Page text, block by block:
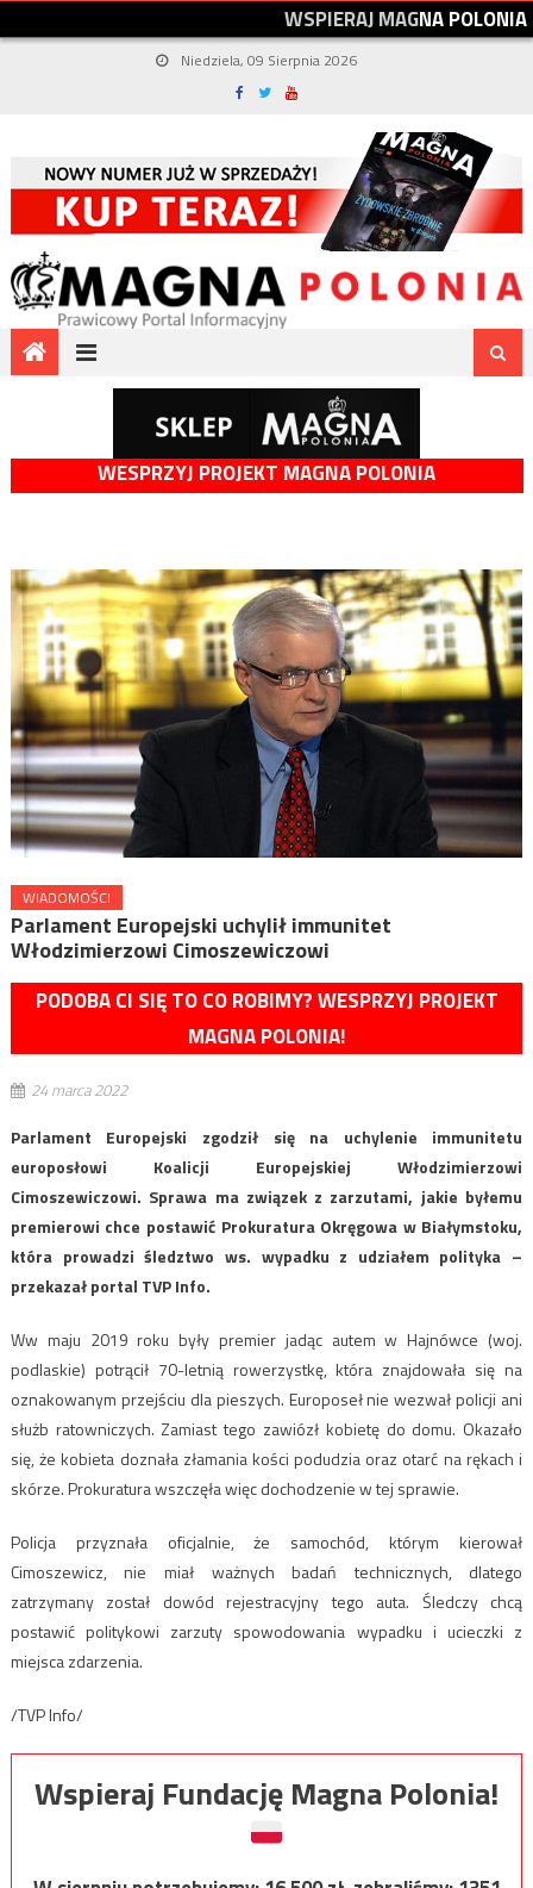
WSPIERAJMAGNAPOLONIA
Niedziela, 09 Sierpnia 2026
WESPRZYJ PROJEKT MAGNA POLONIA
WIADOMOŚCI
Parlament Europejski uchylił immunitet
Włodzimierzowi Cimoszewiczowi
PODOBA CI SIĘ TO CO ROBIMY? WESPRZYJ PROJEKT
MAGNA POLONIA!
24 marca 2022
Parlament Europejski zgodził się na uchylenie immunitetu
europosłowi Koalicji Europejskiej Włodzimierzowi
Cimoszewiczowi. Sprawa ma związek z zarzutami, jakie byłemu
premierowi chce postawić Prokuratura Okręgowa w Białymstoku,
która prowadzi śledztwo ws. wypadku z udziałem polityka –
przekazał portal TVP Info.
Ww maju 2019 roku były premier jadąc autem w Hajnówce (woj.
podlaskie) potrącił 70-letnią rowerzystkę, która znajdowała się na
oznakowanym przejściu dla pieszych. Europoseł nie wezwał policji ani
służb ratowniczych. Zamiast tego zawiózł kobietę do domu. Okazało
się, że kobieta doznała złamania kości podudzia oraz otarć na rękach i
skórze. Prokuratura wszczęła więc dochodzenie w tej sprawie.
Policja przyznała oficjalnie, że samochód, którym kierował
Cimoszewicz, nie miał ważnych badań technicznych, dlatego
zatrzymany został dowód rejestracyjny tego auta. Śledczy chcą
postawić politykowi zarzuty spowodowania wypadku i ucieczki z
miejsca zdarzenia.
/TVP Info/
Wspieraj Fundację Magna Polonia!